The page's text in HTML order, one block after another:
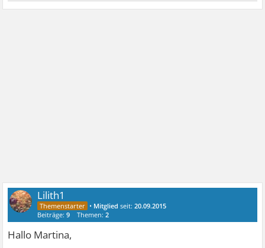
Lilith1
• Mitglied seit:20.09.2015
Beiträge:9 Themen:2
Hallo Martina,